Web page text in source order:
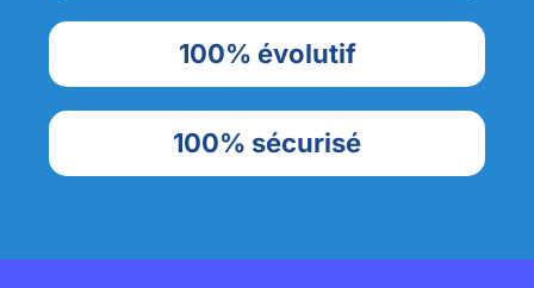
100% évolutif
100% sécurisé